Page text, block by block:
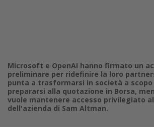
Microsoft e OpenAI hanno firmato un
preliminare per ridefinire la loro
punta a trasformarsi in società a scopo
prepararsi alla quotazione in Borsa,
vuole mantenere accesso privilegiato
dell'azienda di Sam Altman.